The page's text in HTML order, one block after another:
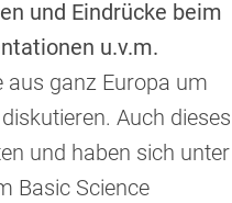
und Eindrücke beim
u.v.m.
aus ganz Europa um
Auch dieses
und haben sich unter
Basic Science